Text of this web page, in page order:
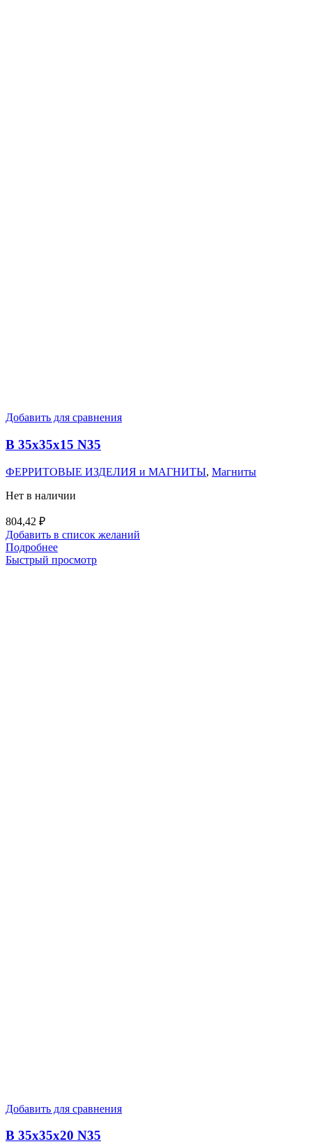
Добавить для сравнения
B 35x35x15 N35
ФЕРРИТОВЫЕ ИЗДЕЛИЯ и МАГНИТЫ, Магниты
Нет в наличии
804,42 ₽
Добавить в список желаний
Подробнее
Быстрый просмотр
Добавить для сравнения
B 35x35x20 N35